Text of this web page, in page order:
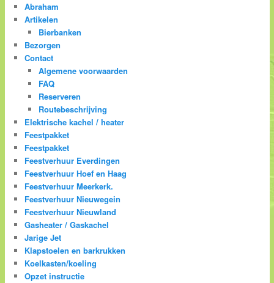
Abraham
Artikelen
Bierbanken
Bezorgen
Contact
Algemene voorwaarden
FAQ
Reserveren
Routebeschrijving
Elektrische kachel / heater
Feestpakket
Feestpakket
Feestverhuur Everdingen
Feestverhuur Hoef en Haag
Feestverhuur Meerkerk.
Feestverhuur Nieuwegein
Feestverhuur Nieuwland
Gasheater / Gaskachel
Jarige Jet
Klapstoelen en barkrukken
Koelkasten/koeling
Opzet instructie